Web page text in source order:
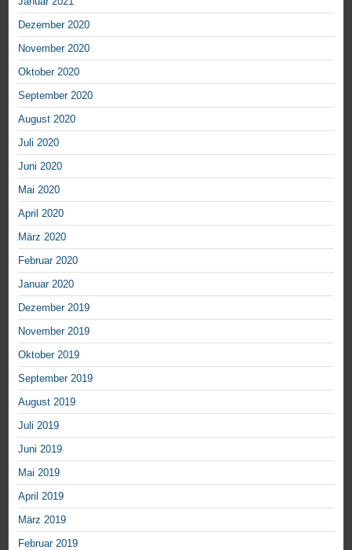
Dezember 2020
November 2020
Oktober 2020
September 2020
August 2020
Juli 2020
Juni 2020
Mai 2020
April 2020
März 2020
Februar 2020
Januar 2020
Dezember 2019
November 2019
Oktober 2019
September 2019
August 2019
Juli 2019
Juni 2019
Mai 2019
April 2019
März 2019
Februar 2019